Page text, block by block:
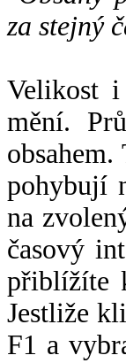
za stejný
Velikost i
mění.
pohybují
na
časový
přiblížíte
Jestliže
F1 a